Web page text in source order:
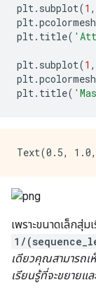
plt. subplot(1 ,
plt.pcolormesh
plt. title(
plt. subplot(1 ,
plt.pcolormesh
plt. title(
เพราะขนาดเล็กสุ่
1/
เดียวคุณสามารถเ
เรียนรู้ที่จะขยายแล